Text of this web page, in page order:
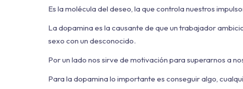
Es la molécula del deseo, la que controla nuestros
La dopamina es la causante de que un trabajador
sexo con un desconocido.
Por un lado nos sirve de motivación para superarnos a
Para la dopamina lo importante es conseguir algo,